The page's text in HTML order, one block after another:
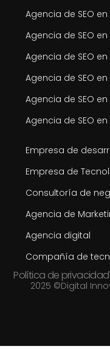
Agencia de SEO
Agencia de SEO
Agencia de SEO
Agencia de SEO
Agencia de SEO
Agencia de SEO
Empresa de
Empresa de
Consultoría de
Agencia de
Agencia digital
Compañía de
2025 ©Digital
Política de privacidad